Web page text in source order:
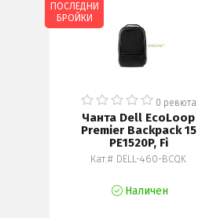
0 ревюта
Чанта Dell EcoLoop
Premier Backpack 15
PE1520P, Fi
Кат.# DELL-460-BCQK
Наличен
ПОСЛЕДНИ
БРОЙКИ